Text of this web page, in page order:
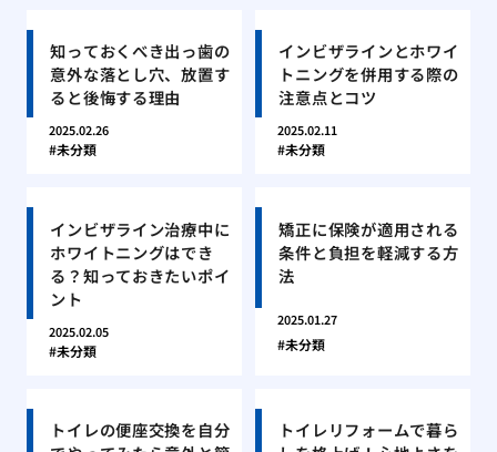
知っておくべき出っ歯の
意外な落とし穴、放置す
ると後悔する理由
2025.02.26
未分類
インビザラインとホワイ
トニングを併用する際の
注意点とコツ
2025.02.11
未分類
インビザライン治療中に
ホワイトニングはでき
る？知っておきたいポイ
ント
2025.02.05
未分類
矯正に保険が適用される
条件と負担を軽減する方
法
2025.01.27
未分類
トイレの便座交換を自分
トイレリフォームで暮ら